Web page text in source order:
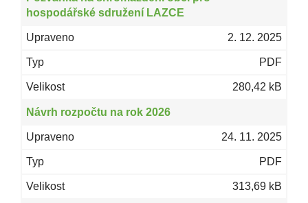
hospodářské sdružení LAZCE
2. 12. 2025
PDF
280,42 kB
Návrh rozpočtu na rok 2026
24. 11. 2025
PDF
313,69 kB